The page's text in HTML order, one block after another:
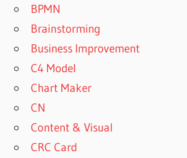
BPMN
Brainstorming
Business Improvement
C4 Model
Chart Maker
CN
Content & Visual
CRC Card